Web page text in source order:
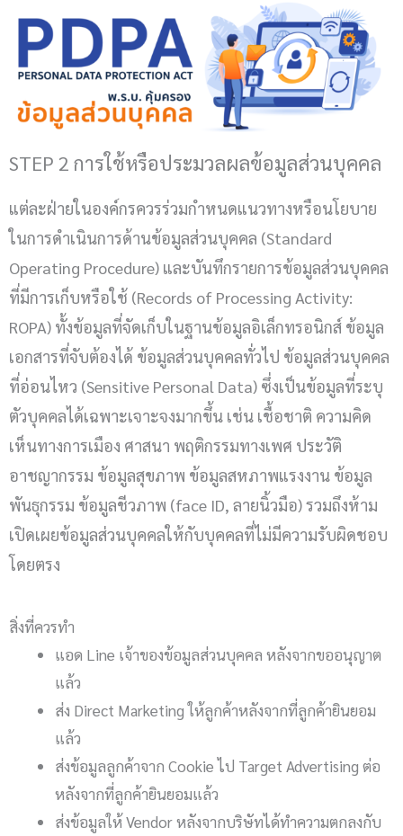
STEP 2 การใช้หรือประมวลผลข้อมูลส่วนบุคคล
แต่ละฝ่ายในองค์กรควรร่วมกำหนดแนวทางหรือนโยบาย
ในการดำเนินการด้านข้อมูลส่วนบุคคล (Standard
Operating Procedure) และบันทึกรายการข้อมูลส่วนบุคคล
ที่มีการเก็บหรือใช้ (Records of Processing Activity:
ROPA) ทั้งข้อมูลที่จัดเก็บในฐานข้อมูลอิเล็กทรอนิกส์ ข้อมูล
เอกสารที่จับต้องได้ ข้อมูลส่วนบุคคลทั่วไป ข้อมูลส่วนบุคคล
ที่อ่อนไหว (Sensitive Personal Data) ซึ่งเป็นข้อมูลที่ระบุ
ตัวบุคคลได้เฉพาะเจาะจงมากขึ้น เช่น เชื้อชาติ ความคิด
เห็นทางการเมือง ศาสนา พฤติกรรมทางเพศ ประวัติ
อาชญากรรม ข้อมูลสุขภาพ ข้อมูลสหภาพแรงงาน ข้อมูล
พันธุกรรม ข้อมูลชีวภาพ (face ID, ลายนิ้วมือ) รวมถึงห้าม
เปิดเผยข้อมูลส่วนบุคคลให้กับบุคคลที่ไม่มีความรับผิดชอบ
โดยตรง
สิ่งที่ควรทำ
แอด Line เจ้าของข้อมูลส่วนบุคคล หลังจากขออนุญาต
แล้ว
ส่ง Direct Marketing ให้ลูกค้าหลังจากที่ลูกค้ายินยอม
แล้ว
ส่งข้อมูลลูกค้าจาก Cookie ไป Target Advertising ต่อ
หลังจากที่ลูกค้ายินยอมแล้ว
ส่งข้อมูลให้ Vendor หลังจากบริษัทได้ทำความตกลงกับ